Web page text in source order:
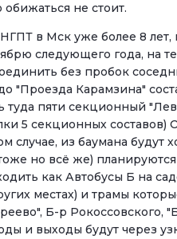
не стоит.
в Мск уже более 8
следующего года, на
без пробок
Карамзина"
туда пяти секционный
5 секционных
случае, из баумана будут
но всё же)
как Автобусы Б на
местах) и трамы
Б-р Рокоссовского,
и выходы будут